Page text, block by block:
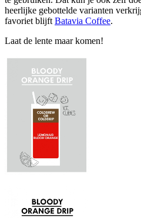
heerlijke gebottelde varianten
favoriet blijft Batavia Coffee.
Laat de lente maar komen!